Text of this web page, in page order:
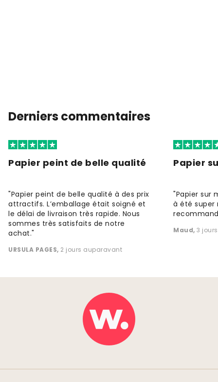
Derniers commentaires
Papier peint de belle qualité
"Papier peint de belle qualité à des prix
attractifs. L’emballage était soigné et
le délai de livraison très rapide. Nous
sommes très satisfaits de notre
achat."
URSULA PAGES, 2 jours auparavant
Papier
"Papier sur
à été super
Maud, 3